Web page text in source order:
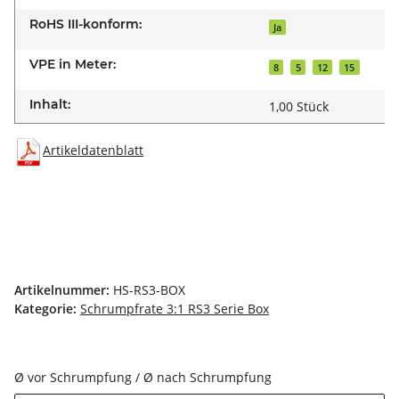
RoHS III-konform: Ja
VPE in Meter: 8 5 12 15
Inhalt: 1,00 Stück
Artikeldatenblatt
Artikelnummer: HS-RS3-BOX
Kategorie: Schrumpfrate 3:1 RS3 Serie Box
Ø vor Schrumpfung / Ø nach Schrumpfung